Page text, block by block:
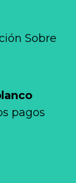
pagos
Sobre